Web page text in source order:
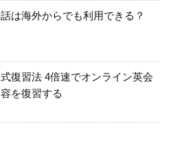
は海外からでも利用できる？
復習法 4倍速でオンライン英会
を復習する